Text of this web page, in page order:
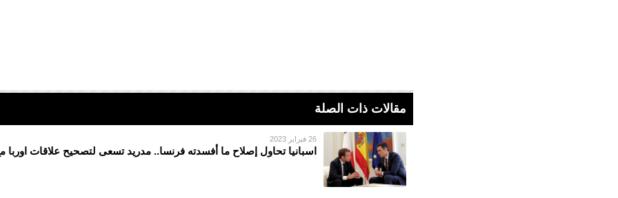
مقالات ذات الصلة
26 فبراير 2023
اسبانيا تحاول إصلاح ما أفسدته فرنسا.. مدريد تسعى لتصحيح علاقات اوربا